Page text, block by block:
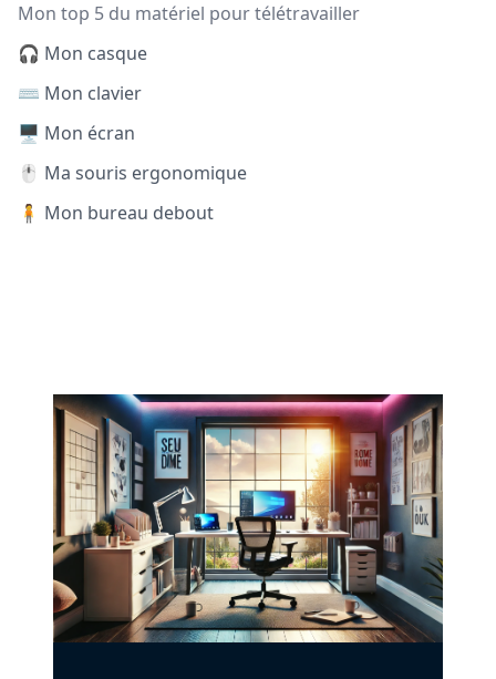
Mon top 5 du matériel pour télétravailler
🎧 Mon casque
⌨️ Mon clavier
🖥️ Mon écran
🖱️ Ma souris ergonomique
🧍 Mon bureau debout